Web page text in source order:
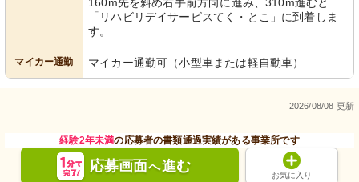
160m先を斜め右手前方向に進み、310m進むと
「リハビリデイサービスてく・とこ」に到着しま
す。
マイカー通勤 マイカー通勤可（小型車または軽自動車）
2026/08/08 更新
経験2年未満の応募者の書類通過実績がある事業所です
応募画面へ進む
お気に入り